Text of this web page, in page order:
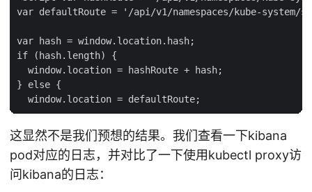
var defaultRoute = '/api/v1/namespaces/kube-
var hash = window.location.hash;
if (hash.length) {
  window.location = hashRoute + hash;
} else {
这显然不是我们预想的结果。我们查看一下kibana
pod对应的日志，并对比了一下使用kubectl proxy访
问kibana的日志：